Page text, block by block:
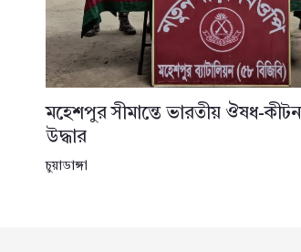
মহেশপুর সীমান্তে ভারতীয় ঔষধ-
উদ্ধার
চুয়াডাঙ্গা